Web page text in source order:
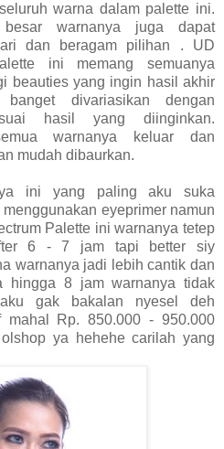
warna dalam palette ini.
warnanya juga dapat
dan beragam pilihan . UD
ini memang semuanya
beauties yang ingin hasil akhir
divariasikan dengan
hasil yang diinginkan.
warnanya keluar dan
mudah dibaurkan.
ini yang paling aku suka
eyeprimer namun
Palette ini warnanya tetep
6 - 7 jam tapi better siy
warnanya jadi lebih cantik dan
hingga 8 jam warnanya tidak
gak bakalan nyesel deh
mahal Rp. 850.000 - 950.000
ya hehehe carilah yang